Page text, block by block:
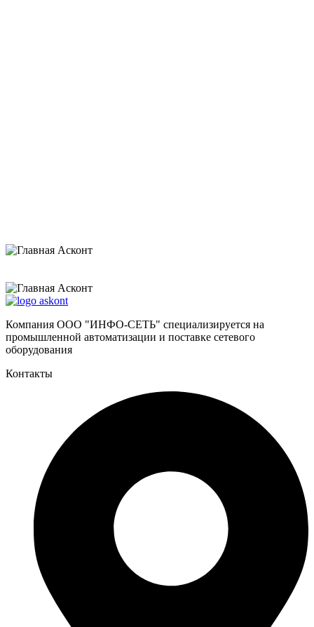
Компания ООО "ИНФО-СЕТЬ" специализируется на
промышленной автоматизации и поставке сетевого
оборудования
Контакты